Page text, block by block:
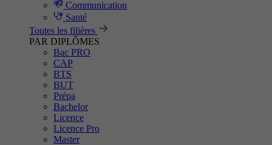
Communication
Santé
Toutes les filières
PAR DIPLÔMES
Bac PRO
CAP
BTS
BUT
Prépa
Bachelor
Licence
Licence Pro
Master